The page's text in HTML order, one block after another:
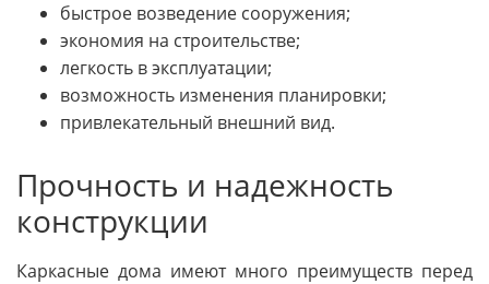
быстрое возведение сооружения;
экономия на строительстве;
легкость в эксплуатации;
возможность изменения планировки;
привлекательный внешний вид.
Прочность и надежность
конструкции
Каркасные дома имеют много преимуществ перед